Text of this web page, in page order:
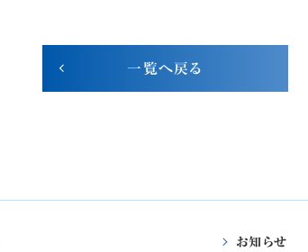
一覧へ戻る
お知らせ